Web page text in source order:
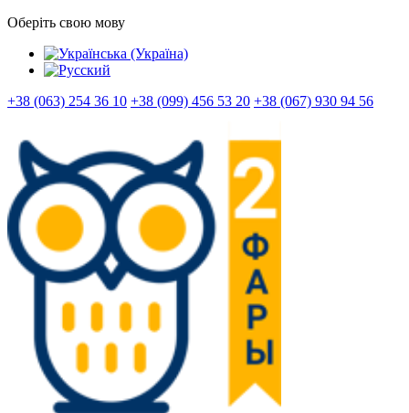
Оберіть свою мову
+38 (063) 254 36 10 +38 (099) 456 53 20 +38 (067) 930 94 56